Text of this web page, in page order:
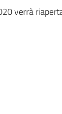
verrà